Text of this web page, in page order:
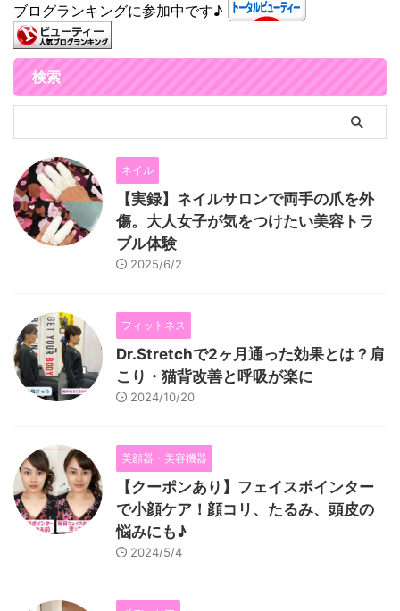
ブログランキングに参加中です♪
検索
ネイル
【実録】ネイルサロンで両手の爪を外
傷。大人女子が気をつけたい美容トラ
ブル体験
2025/6/2
フィットネス
Dr.Stretchで2ヶ月通った効果とは？肩
こり・猫背改善と呼吸が楽に
2024/10/20
美顔器・美容機器
【クーポンあり】フェイスポインター
で小顔ケア！顔コリ、たるみ、頭皮の
悩みにも♪
2024/5/4